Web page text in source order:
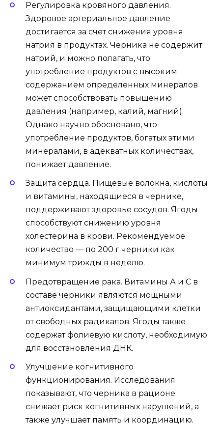
Регулировка кровяного давления.
Здоровое артериальное давление
достигается за счет снижения уровня
натрия в продуктах. Черника не содержит
натрий, и можно полагать, что
употребление продуктов с высоким
содержанием определенных минералов
может способствовать повышению
давления (например, калий, магний).
Однако научно обосновано, что
употребление продуктов, богатых этими
минералами, в адекватных количествах,
понижает давление.
Защита сердца. Пищевые волокна, кислоты
и витамины, находящиеся в чернике,
поддерживают здоровье сосудов. Ягоды
способствуют снижению уровня
холестерина в крови. Рекомендуемое
количество — по 200 г черники как
минимум трижды в неделю.
Предотвращение рака. Витамины А и С в
составе черники являются мощными
антиоксидантами, защищающими клетки
от свободных радикалов. Ягоды также
содержат фолиевую кислоту, необходимую
для восстановления ДНК.
Улучшение когнитивного
функционирования. Исследования
показывают, что черника в рационе
снижает риск когнитивных нарушений, а
также улучшает память и координацию.